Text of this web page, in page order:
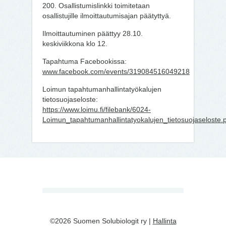
200. Osallistumislinkki toimitetaan
osallistujille ilmoittautumisajan päätyttyä.
Ilmoittautuminen päättyy 28.10.
keskiviikkona klo 12.
Tapahtuma Facebookissa:
www.facebook.com/events/319084516049218
Loimun tapahtumanhallintatyökalujen
tietosuojaseloste:
https://www.loimu.fi/filebank/6024-
©2026 Suomen Solubiologit ry | Hallinta